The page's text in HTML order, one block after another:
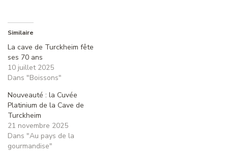
Similaire
La cave de Turckheim fête
ses 70 ans
10 juillet 2025
Dans "Boissons"
Nouveauté : la Cuvée
Platinium de la Cave de
Turckheim
21 novembre 2025
Dans "Au pays de la
gourmandise"